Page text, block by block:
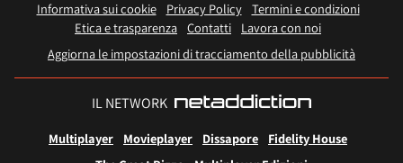
Informativa sui cookie Privacy Policy
Termini e condizioni
Etica e trasparenza Contatti
Lavora con noi
Aggiorna le impostazioni di tracciamento della pubblicità
IL NETWORK
Multiplayer Movieplayer Dissapore
Fidelity House